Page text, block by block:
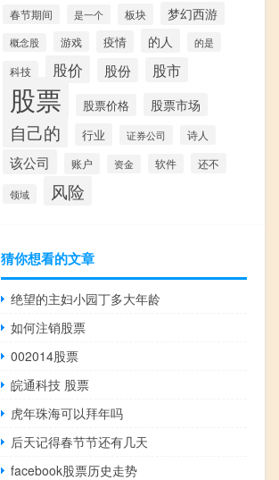
春节期间 是一个 板块 梦幻西游
概念股 游戏 疫情 的人 的是
科技 股价 股份 股市
股票 股票价格 股票市场
自己的 行业 证券公司 诗人
该公司 账户 资金 软件 还不
领域 风险
猜你想看的文章
绝望的主妇小园丁多大年龄
如何注销股票
002014股票
皖通科技 股票
虎年珠海可以拜年吗
后天记得春节节还有几天
facebook股票历史走势